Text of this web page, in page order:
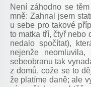
Není záhodno se
mně: Zahnal jsem
u sebe pro takové
to matka tří, čtyř nebo
nedalo spočítat),
nejenže
sebeobranu tak
z domů, cože se to
že platíme daně; ale